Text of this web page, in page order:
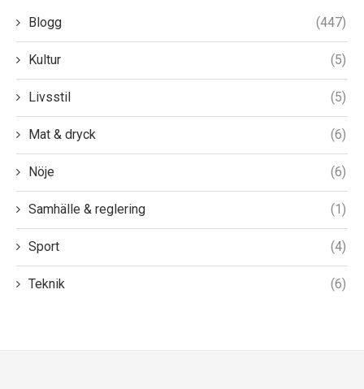
Blogg (447)
Kultur (5)
Livsstil (5)
Mat & dryck (6)
Nöje (6)
Samhälle & reglering (1)
Sport (4)
Teknik (6)